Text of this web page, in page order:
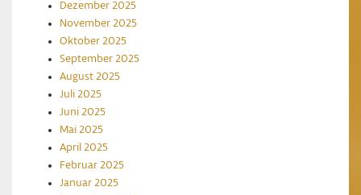
Dezember 2025
November 2025
Oktober 2025
September 2025
August 2025
Juli 2025
Juni 2025
Mai 2025
April 2025
Februar 2025
Januar 2025